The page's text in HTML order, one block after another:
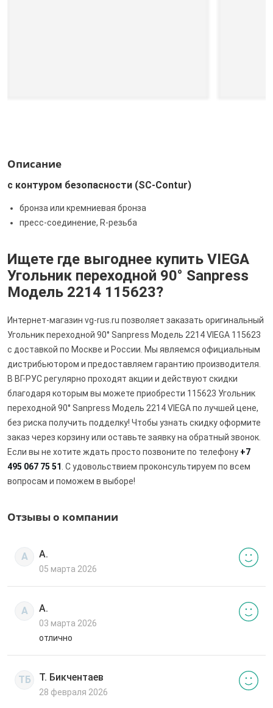
Описание
с контуром безопасности (SC‑Contur)
бронза или кремниевая бронза
пресс-соединение, R-резьба
Ищете где выгоднее купить VIEGA
Угольник переходной 90° Sanpress
Модель 2214 115623?
Интернет-магазин vg-rus.ru позволяет заказать оригинальный
Угольник переходной 90° Sanpress Модель 2214 VIEGA 115623
с доставкой по Москве и России. Мы являемся официальным
дистрибьютором и предоставляем гарантию производителя.
В ВГ-РУС регулярно проходят акции и действуют скидки
благодаря которым вы можете приобрести 115623 Угольник
переходной 90° Sanpress Модель 2214 VIEGA по лучшей цене,
без риска получить подделку! Чтобы узнать скидку оформите
заказ через корзину или оставьте заявку на обратный звонок.
Если вы не хотите ждать просто позвоните по телефону +7
495 067 75 51 . С удовольствием проконсультируем по всем
вопросам и поможем в выборе!
Отзывы о компании
А А.
05 марта 2026
А А.
03 марта 2026
отлично
ТБ Т. Бикчентаев
28 февраля 2026